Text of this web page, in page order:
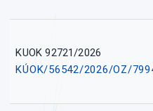
KUOK 92721/2026
KÚOK/56542/2026/OZ/